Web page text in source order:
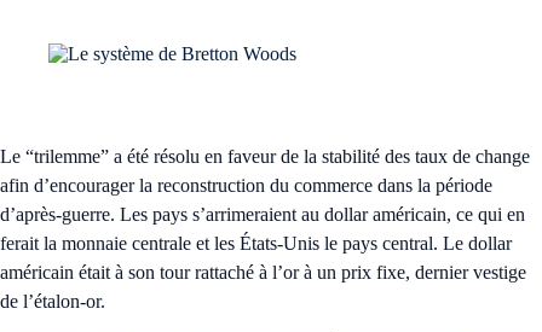
Le “trilemme” a été résolu en faveur de la stabilité des taux de change
afin d’encourager la reconstruction du commerce dans la période
d’après-guerre. Les pays s’arrimeraient au dollar américain, ce qui en
ferait la monnaie centrale et les États-Unis le pays central. Le dollar
américain était à son tour rattaché à l’or à un prix fixe, dernier vestige
de l’étalon-or.